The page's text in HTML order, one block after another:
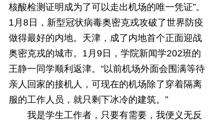
核酸检测证明成为了可以走出机场的唯一凭证”。
1月8日，新型冠状病毒奥密克戎攻破了世界防疫
做得最好的内地。天津，成了内地首个正面迎战
奥密克戎的城市。1月9日，学院新闻学202班的
王静一同学顺利返津。“以前机场外面会围满等待
亲人回家的接机人，可现在的机场除了穿着隔离
服的工作人员，就只剩下冰冷的建筑。”
我是学生工作者，只要有需要，我便义无反